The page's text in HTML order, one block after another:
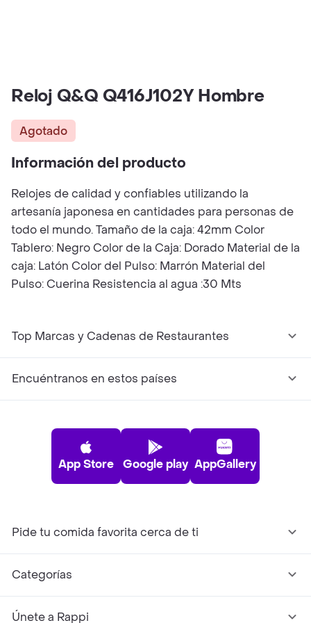
Reloj Q&Q Q416J102Y Hombre
Agotado
Información del producto
Relojes de calidad y confiables utilizando la
artesanía japonesa en cantidades para personas de
todo el mundo. Tamaño de la caja: 42mm Color
Tablero: Negro Color de la Caja: Dorado Material de la
caja: Latón Color del Pulso: Marrón Material del
Pulso: Cuerina Resistencia al agua :30 Mts
Top Marcas y Cadenas de Restaurantes
Encuéntranos en estos países
App Store Google play AppGallery
Pide tu comida favorita cerca de ti
Categorías
Únete a Rappi